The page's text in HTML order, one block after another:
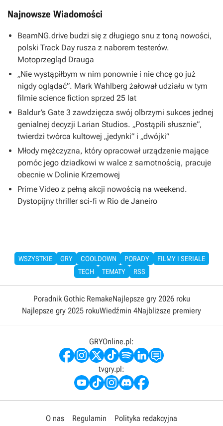
Najnowsze Wiadomości
BeamNG.drive budzi się z długiego snu z toną nowości,
polski Track Day rusza z naborem testerów.
Motoprzegląd Drauga
„Nie wystąpiłbym w nim ponownie i nie chcę go już
nigdy oglądać”. Mark Wahlberg żałował udziału w tym
filmie science fiction sprzed 25 lat
Baldur’s Gate 3 zawdzięcza swój olbrzymi sukces jednej
genialnej decyzji Larian Studios. „Postąpili słusznie”,
twierdzi twórca kultowej „jedynki” i „dwójki”
Młody mężczyzna, który opracował urządzenie mające
pomóc jego dziadkowi w walce z samotnością, pracuje
obecnie w Dolinie Krzemowej
Prime Video z pełną akcji nowością na weekend.
Dystopijny thriller sci-fi w Rio de Janeiro
WSZYSTKIE GRY COOLDOWN PORADY
FILMY I SERIALE
TECH
TEMATY RSS
Poradnik Gothic RemakeNajlepsze gry 2026 roku
Najlepsze gry 2025 rokuWiedźmin 4Najbliższe premiery
GRYOnline.pl:
tvgry.pl:
O nas Regulamin Polityka redakcyjna